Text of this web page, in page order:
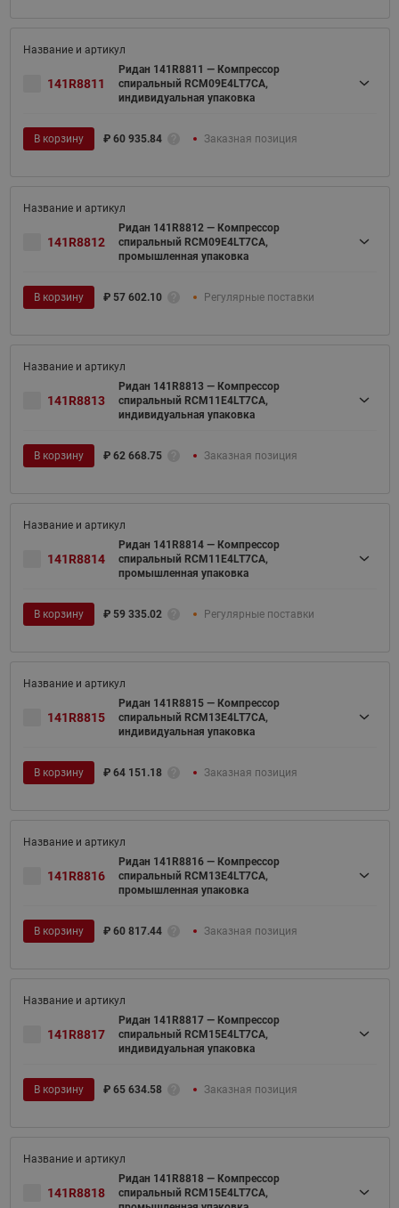
141R8811
Ридан 141R8811 — Компрессор
спиральный RCM09E4LT7CA,
индивидуальная упаковка
В корзину ₽ 60 935.84 Заказная позиция
141R8812
Ридан 141R8812 — Компрессор
спиральный RCM09E4LT7CA,
промышленная упаковка
В корзину ₽ 57 602.10 Регулярные поставки
141R8813
Ридан 141R8813 — Компрессор
спиральный RCM11E4LT7CA,
индивидуальная упаковка
В корзину ₽ 62 668.75 Заказная позиция
141R8814
Ридан 141R8814 — Компрессор
спиральный RCM11E4LT7CA,
промышленная упаковка
В корзину ₽ 59 335.02 Регулярные поставки
141R8815
Ридан 141R8815 — Компрессор
спиральный RCM13E4LT7CA,
индивидуальная упаковка
В корзину ₽ 64 151.18 Заказная позиция
141R8816
Ридан 141R8816 — Компрессор
спиральный RCM13E4LT7CA,
промышленная упаковка
В корзину ₽ 60 817.44 Заказная позиция
141R8817
Ридан 141R8817 — Компрессор
спиральный RCM15E4LT7CA,
индивидуальная упаковка
В корзину ₽ 65 634.58 Заказная позиция
141R8818
Ридан 141R8818 — Компрессор
спиральный RCM15E4LT7CA,